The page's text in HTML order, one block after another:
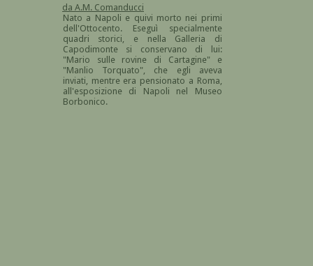
da A.M. Comanducci
Nato a Napoli e quivi morto nei primi
dell'Ottocento. Eseguì specialmente
quadri storici, e nella Galleria di
Capodimonte si conservano di lui:
"Mario sulle rovine di Cartagine" e
"Manlio Torquato", che egli aveva
inviati, mentre era pensionato a Roma,
all'esposizione di Napoli nel Museo
Borbonico.